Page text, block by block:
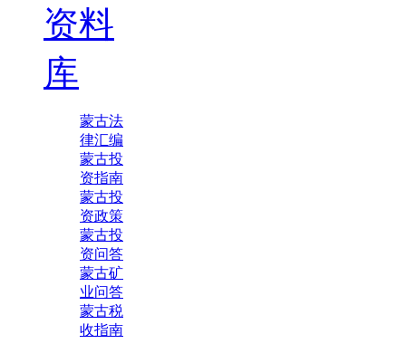
资料
库
蒙古法
律汇编
蒙古投
资指南
蒙古投
资政策
蒙古投
资问答
蒙古矿
业问答
蒙古税
收指南